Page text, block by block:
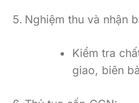
Nghiệm thu và nhận
Kiểm tra
giao, biên